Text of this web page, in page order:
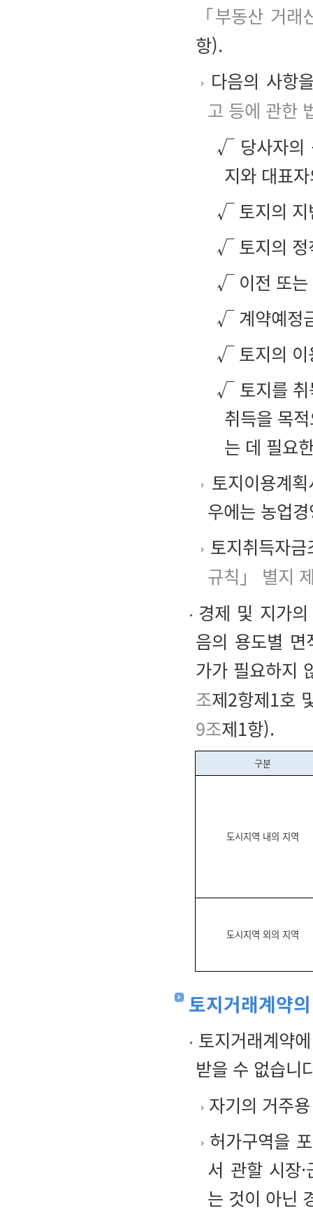
「부동산 거
항).
다음의 사항
고 등에 관한
√ 당사자의
지와 대표
√ 토지의 지
√ 토지의 정
√ 이전 또는
√ 계약예정
√ 토지의 이
√ 토지를 취
취득을 목
는 데 필요
토지이용계
우에는 농업
토지취득자
규칙」 별지
경제 및 지가
음의 용도별 면
가가 필요하지
조제2항제1호
9조제1항).
구분
도시지역 내의 지역
도시지역 외의 지역
토지거래계약
토지거래계약
받을 수 없습니
자기의 거주
허가구역을
서 관할 시장
는 것이 아닌